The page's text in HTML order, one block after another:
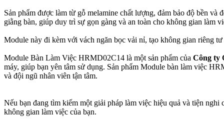
Sản phẩm được làm từ gỗ melamine chất lượng, đảm bảo độ bền
giằng bàn, giúp duy trì sự gọn gàng và an toàn cho không gian làm
Module này đi kèm với vách ngăn bọc vải nỉ, tạo không gian riêng
Module Bàn Làm Việc HRMD02C14 là một sản phẩm của Công ty
máy, giúp bạn yên tâm sử dụng. Sản phẩm Module bàn làm việc
và đội ngũ nhân viên tận tâm.
Nếu bạn đang tìm kiếm một giải pháp làm việc hiệu quả và tiện
không gian làm việc của bạn.